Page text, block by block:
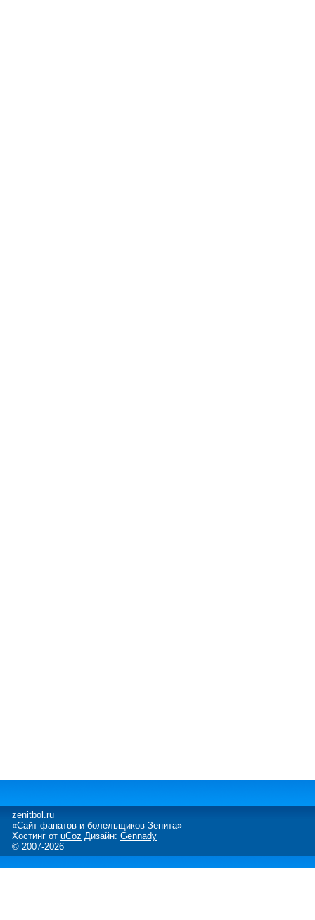
zenitbol.ru
«Сайт фанатов и болельщиков Зенита»
Хостинг от uCoz Дизайн: Gennady
© 2007-2026